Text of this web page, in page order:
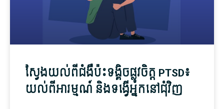
ស្វែងយល់​ពី​ជំងឺ​ប៉ះទង្គិច​ផ្លូវចិត្ត PTSD៖
យល់​ពី​អារម្មណ៍ និង​ទង្វើ​អ្នក​នៅ​ជុំវិញ​